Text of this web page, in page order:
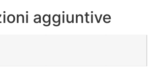
aggiuntive